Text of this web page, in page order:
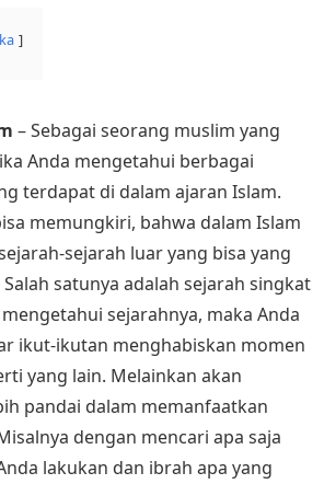
– Sebagai seorang muslim yang
Anda mengetahui berbagai
terdapat di dalam ajaran Islam.
memungkiri, bahwa dalam Islam
sejarah luar yang bisa yang
satunya adalah sejarah singkat
sejarahnya, maka Anda
ikut-ikutan menghabiskan momen
yang lain. Melainkan akan
pandai dalam memanfaatkan
dengan mencari apa saja
lakukan dan ibrah apa yang